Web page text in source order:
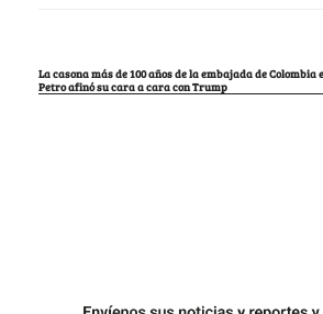
La casona más de 100 años de la embajada de Colombia
Petro afinó su cara a cara con Trump